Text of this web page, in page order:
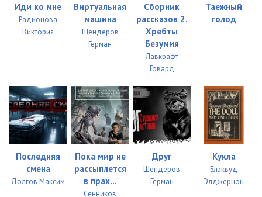
Иди ко мне
Радионова
Виктория
Виртуальная
машина
Шендеров
Герман
Сборник
рассказов 2.
Хребты
Безумия
Лавкрафт
Говард
Таежный
голод
Последняя
смена
Долгов Максим
Пока мир не
рассыплется
в прах...
Сенников
Друг
Шендеров
Герман
Кукла
Блэквуд
Элджернон